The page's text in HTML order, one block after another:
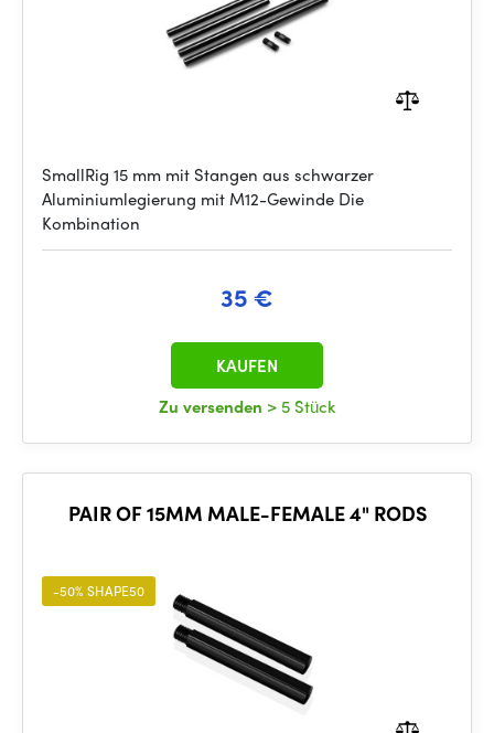
SmallRig 15 mm mit Stangen aus schwarzer
Aluminiumlegierung mit M12-Gewinde Die
Kombination
35 €
Zu versenden > 5 Stück
KAUFEN
PAIR OF 15MM MALE-FEMALE 4" RODS
-50% SHAPE50